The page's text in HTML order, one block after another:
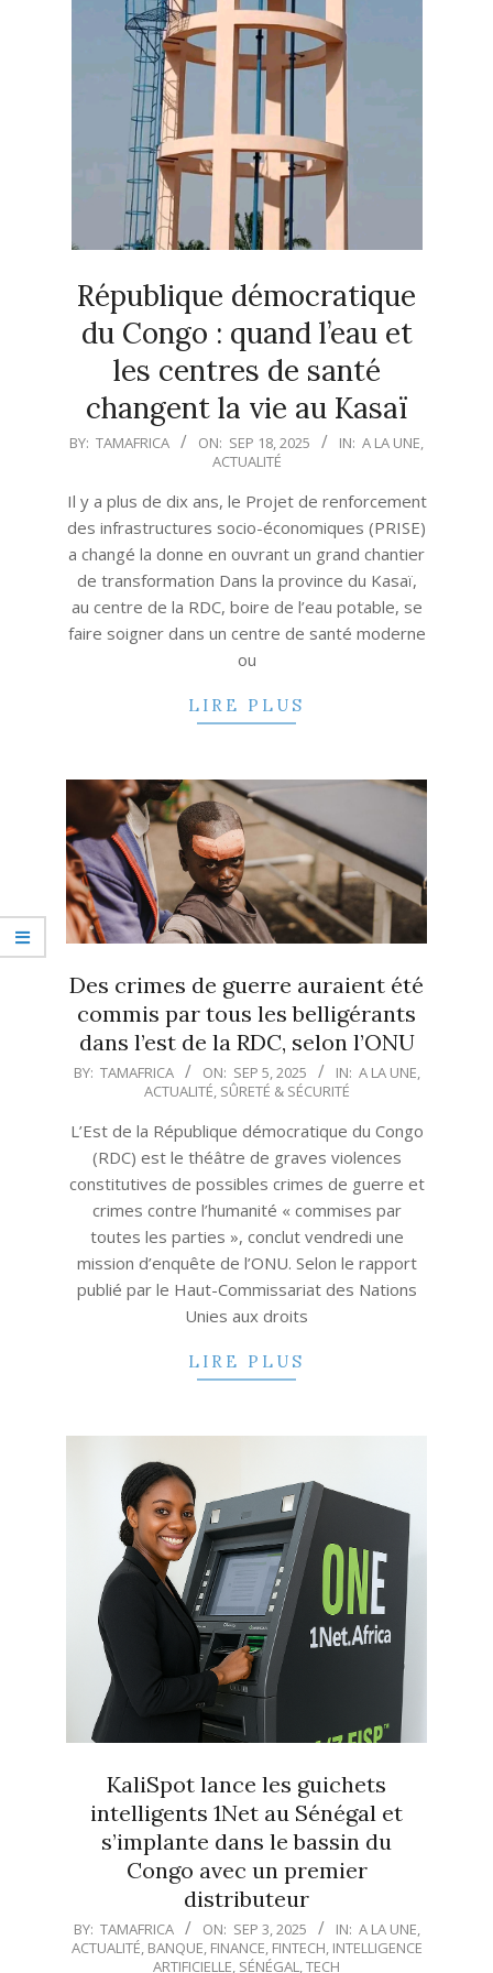
République démocratique
du Congo : quand l’eau et
les centres de santé
changent la vie au Kasaï
2025-
18
BY: TAMAFRICA ON: SEP 18, 2025 IN: A LA UNE,
ACTUALITÉ
Il y a plus de dix ans, le Projet de renforcement
des infrastructures socio-économiques (PRISE)
a changé la donne en ouvrant un grand chantier
de transformation Dans la province du Kasaï,
au centre de la RDC, boire de l’eau potable, se
faire soigner dans un centre de santé moderne
ou
LIRE PLUS
Des crimes de guerre auraient été
commis par tous les belligérants
dans l’est de la RDC, selon l’ONU
2025-
05
BY: TAMAFRICA ON: SEP 5, 2025 IN: A LA UNE,
ACTUALITÉ, SÛRETÉ & SÉCURITÉ
L’Est de la République démocratique du Congo
(RDC) est le théâtre de graves violences
constitutives de possibles crimes de guerre et
crimes contre l’humanité « commises par
toutes les parties », conclut vendredi une
mission d’enquête de l’ONU. Selon le rapport
publié par le Haut-Commissariat des Nations
Unies aux droits
LIRE PLUS
KaliSpot lance les guichets
intelligents 1Net au Sénégal et
s’implante dans le bassin du
Congo avec un premier
distributeur
2025-
09-
BY: TAMAFRICA ON: SEP 3, 2025 IN: A LA UNE,
ACTUALITÉ, BANQUE, FINANCE, FINTECH, INTELLIGENCE
ARTIFICIELLE, SÉNÉGAL,TECH